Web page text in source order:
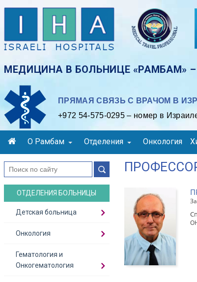
content
МЕДИЦИНА В БОЛЬНИЦЕ «РАМБАМ»
ПРЯМАЯ СВЯЗЬ С ВРАЧОМ В
+972 54-575-0295 – номер в
О Рамбам Отделения Онкология
поиск
ОТДЕЛЕНИЯ БОЛЬНИЦЫ
Детская больница
Онкология
Гематология и
Онкогематология